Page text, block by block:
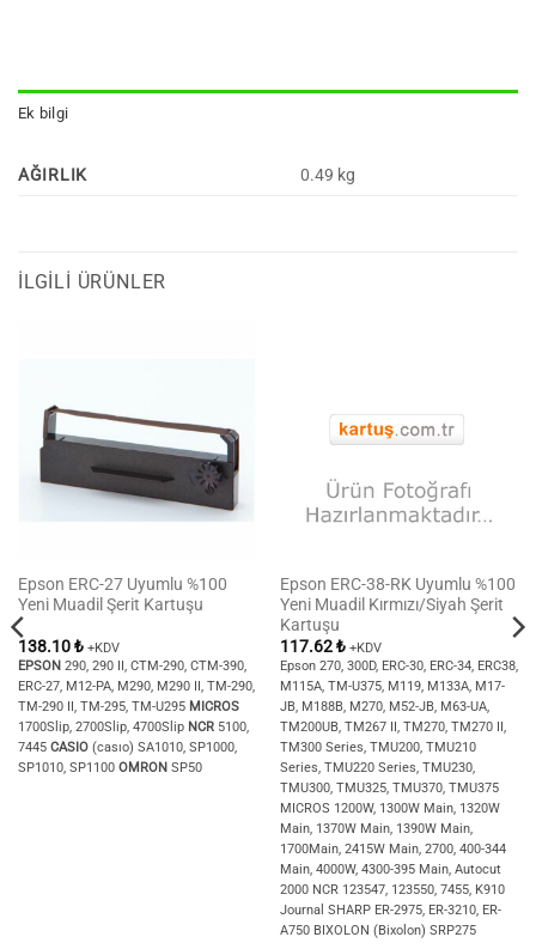
Ek bilgi
AĞIRLIK 0.49 kg
İLGILI ÜRÜNLER
Epson ERC-27 Uyumlu %100
Yeni Muadil Şerit Kartuşu
138.10₺ +KDV
EPSON 290, 290 II, CTM-290, CTM-390,
ERC-27, M12-PA, M290, M290 II, TM-290,
TM-290 II, TM-295, TM-U295 MICROS
1700Slip, 2700Slip, 4700Slip NCR5100,
7445 CASIO(casıo) SA1010, SP1000,
SP1010, SP1100 OMRON SP50
Epson ERC-38-RK Uyumlu %100
Yeni Muadil Kırmızı/Siyah Şerit
Kartuşu
117.62₺ +KDV
Epson 270, 300D, ERC-30, ERC-34, ERC38,
M115A, TM-U375, M119, M133A, M17-
JB, M188B, M270, M52-JB, M63-UA,
TM200UB, TM267 II, TM270, TM270 II,
TM300 Series, TMU200, TMU210
Series, TMU220 Series, TMU230,
TMU300, TMU325, TMU370, TMU375
MICROS 1200W, 1300W Main, 1320W
Main, 1370W Main, 1390W Main,
1700Main, 2415W Main, 2700, 400-344
Main, 4000W, 4300-395 Main, Autocut
2000 NCR 123547, 123550, 7455, K910
Journal SHARP ER-2975, ER-3210, ER-
A750 BIXOLON (Bixolon) SRP275